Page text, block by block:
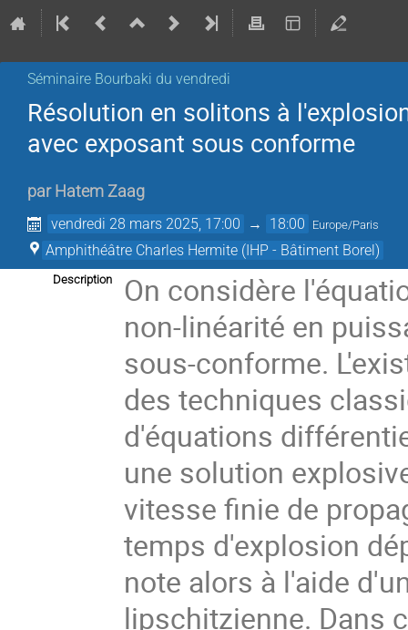
Séminaire Bourbaki du vendredi
Résolution en solitons à
avec exposant sous conforme
par Hatem Zaag
vendredi 28 mars 2025, 17:00 → 18:00 Europe/Paris
Amphithéâtre Charles Hermite (IHP - Bâtiment Borel)
Description
On considère
non-linéarité en
sous-conforme.
des techniques
d'équations
une solution
vitesse finie de
temps d'explosion
note alors à l'aide
lipschitzienne. Dans